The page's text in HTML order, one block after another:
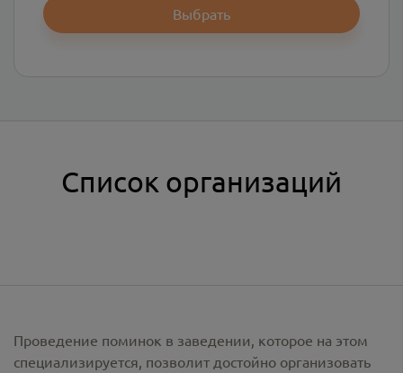
Выбрать
Список организаций
Проведение поминок в заведении, которое на этом
специализируется, позволит достойно организовать